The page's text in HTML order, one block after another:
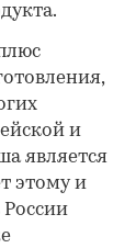
и
является
этому и